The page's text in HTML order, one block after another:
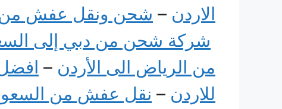
الاردن – شحن ونقل عفش من
شركة شحن من دبي إلى
من الرياض الى الأردن –
للاردن – نقل عفش من